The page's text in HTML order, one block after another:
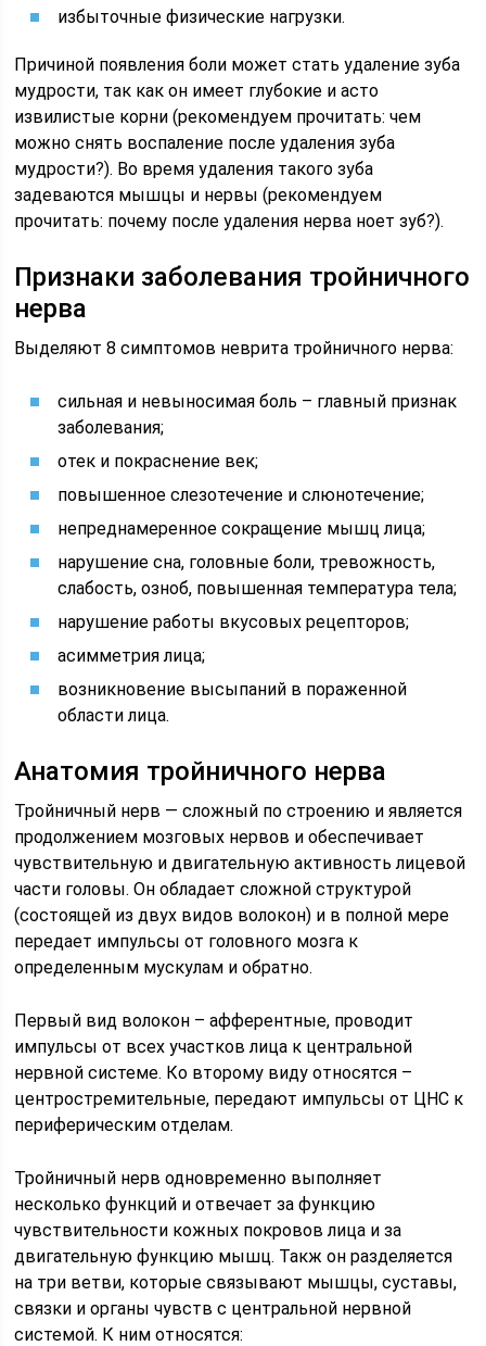
избыточные физические нагрузки.
Причиной появления боли может стать удаление зуба
мудрости, так как он имеет глубокие и асто
извилистые корни (рекомендуем прочитать: чем
можно снять воспаление после удаления зуба
мудрости?). Во время удаления такого зуба
задеваются мышцы и нервы (рекомендуем
прочитать: почему после удаления нерва ноет зуб?).
Признаки заболевания тройничного
нерва
Выделяют 8 симптомов неврита тройничного нерва:
сильная и невыносимая боль – главный признак
заболевания;
отек и покраснение век;
повышенное слезотечение и слюнотечение;
непреднамеренное сокращение мышц лица;
нарушение сна, головные боли, тревожность,
слабость, озноб, повышенная температура тела;
нарушение работы вкусовых рецепторов;
асимметрия лица;
возникновение высыпаний в пораженной
области лица.
Анатомия тройничного нерва
Тройничный нерв — сложный по строению и является
продолжением мозговых нервов и обеспечивает
чувствительную и двигательную активность лицевой
части головы. Он обладает сложной структурой
(состоящей из двух видов волокон) и в полной мере
передает импульсы от головного мозга к
определенным мускулам и обратно.
Первый вид волокон – афферентные, проводит
импульсы от всех участков лица к центральной
нервной системе. Ко второму виду относятся –
центростремительные, передают импульсы от ЦНС к
периферическим отделам.
Тройничный нерв одновременно выполняет
несколько функций и отвечает за функцию
чувствительности кожных покровов лица и за
двигательную функцию мышц. Такж он разделяется
на три ветви, которые связывают мышцы, суставы,
связки и органы чувств с центральной нервной
системой. К ним относятся: